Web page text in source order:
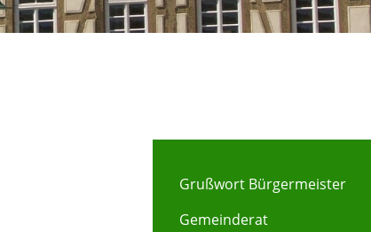
Grußwort Bürgermeister
Gemeinderat